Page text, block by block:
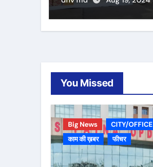
You Missed
Big News
CITY/OFFICE
काम की ख़बर
फीचर